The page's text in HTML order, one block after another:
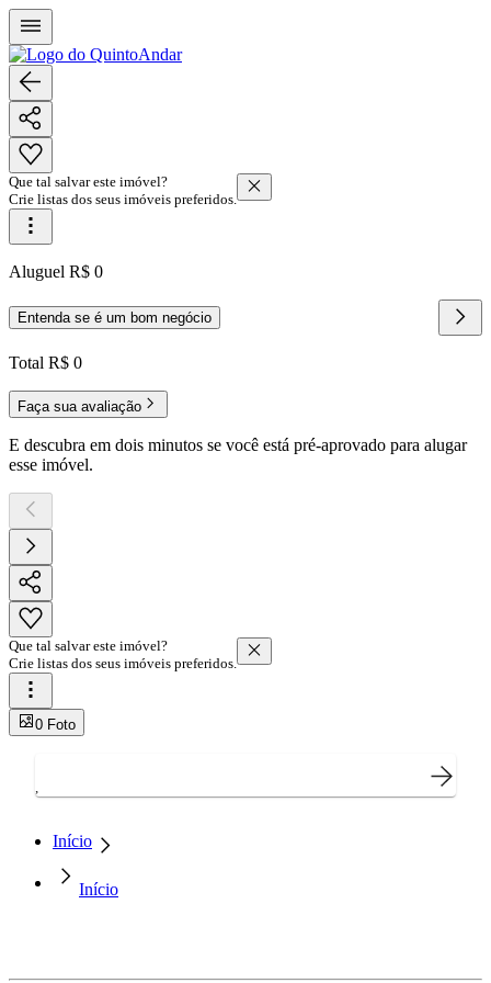
Que tal salvar este imóvel?
Crie listas dos seus imóveis preferidos.
Aluguel R$ 0
Entenda se é um bom negócio
Total R$ 0
Faça sua avaliação
E descubra em dois minutos se você está pré-aprovado para alugar
esse imóvel.
Que tal salvar este imóvel?
Crie listas dos seus imóveis preferidos.
0 Foto
,
Início
Início